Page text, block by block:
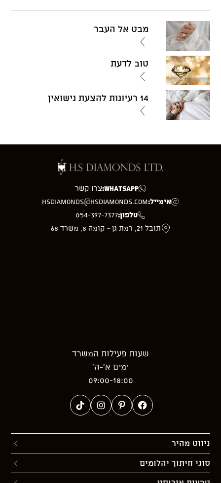
מבט אל העבר
טוב לדעת
14 רעיונות להצעת נישואין
WhatsApp: צרו קשר
אימייל:hsdiamonds@hsdiamonds.com
טלפון:054-397-7377
תובל 21, רמת גן - קומה 8, משרד 68
שעות פעילות המשרד
ימים א’-ה’
09:00-18:00
ניווט מהיר
סוגי חיתוך יהלומים